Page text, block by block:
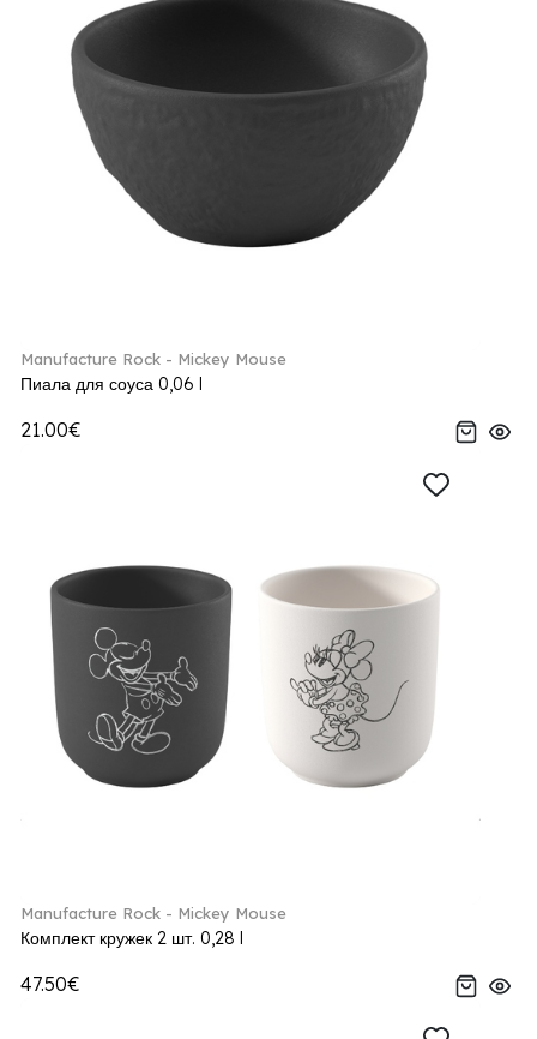
Manufacture Rock - Mickey Mouse
Пиала для соуса 0,06 l
21.00€
Manufacture Rock - Mickey Mouse
Комплект кружек 2 шт. 0,28 l
47.50€